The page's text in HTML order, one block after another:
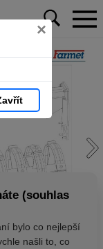
×
(souhlas
bylo co nejlepší
našli to, co